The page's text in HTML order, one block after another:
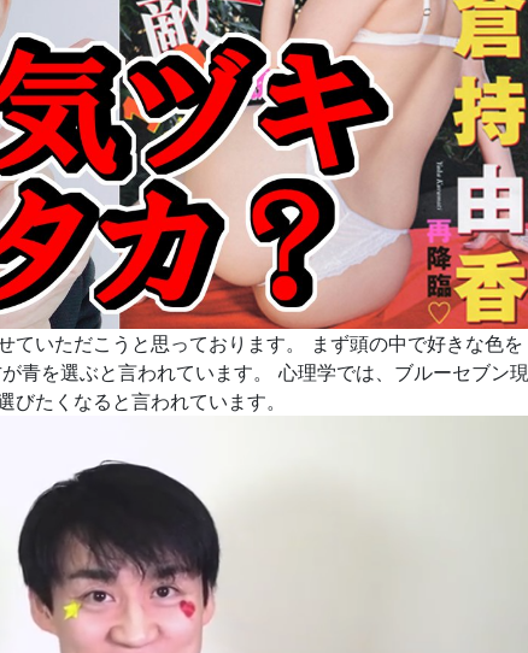
ていただこうと思っております。 まず頭の中で好きな色を
青を選ぶと言われています。 心理学では、ブルーセブン現
たくなると言われています。